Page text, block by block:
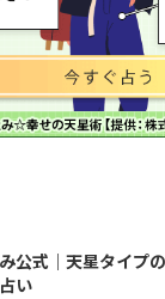
公式｜天星タイプ
い